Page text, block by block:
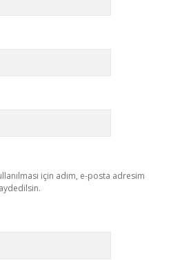
için adım, e-posta adresim